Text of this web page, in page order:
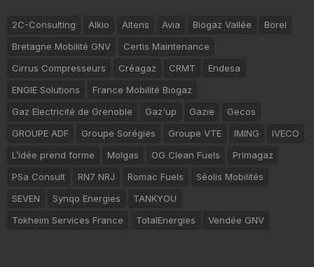
2C-Consulting Alkio Altens Avia Biogaz Vallée
Borel
Bretagne Mobilité GNV
Certis Maintenance
Cirrus Compresseurs
Créagaz CRMT
Endesa
ENGIE Solutions
France Mobilité Biogaz
Gaz Electricité de Grenoble
Gaz'up Gazie
Gecos
GROUPE ADF
Groupe Sorégies Groupe VTE IMING
IVECO
L’idée prend forme
Molgas OG Clean Fuels
Primagaz
PSa Consult
RN7 NRJ Romac Fuels
Séolis Mobilités
SEVEN
Synqo Energies
TANKYOU
Tokheim Services France
TotalEnergies Vendée GNV